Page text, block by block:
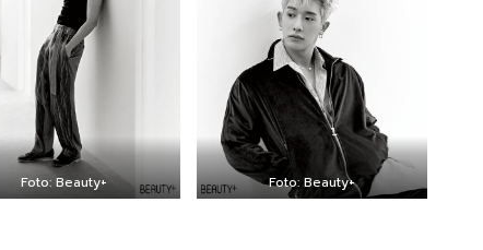
Foto: Beauty+ Foto: Beauty+